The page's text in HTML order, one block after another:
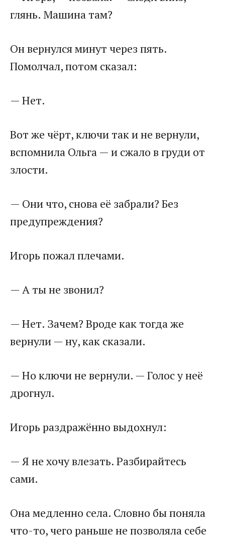
глянь. Машина там?
Он вернулся минут через пять.
Помолчал, потом сказал:
— Нет.
Вот же чёрт, ключи так и не вернули,
вспомнила Ольга — и сжало в груди от
злости.
— Они что, снова её забрали? Без
предупреждения?
Игорь пожал плечами.
— А ты не звонил?
— Нет. Зачем? Вроде как тогда же
вернули — ну, как сказали.
— Но ключи не вернули. — Голос у неё
дрогнул.
Игорь раздражённо выдохнул:
— Я не хочу влезать. Разбирайтесь
сами.
Она медленно села. Словно бы поняла
что-то, чего раньше не позволяла себе